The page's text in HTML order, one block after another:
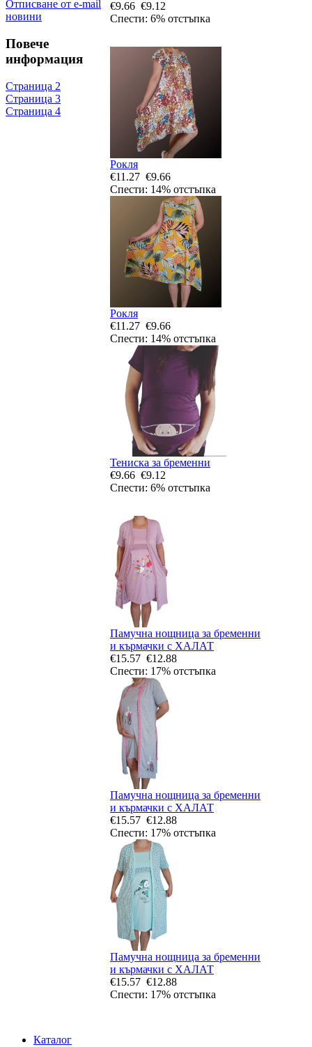
Отписване от e-mail
новини
Повече
информация
Страница 2
Страница 3
Страница 4
€9.66 €9.12
Спести: 6% отстъпка
Рокля
€11.27 €9.66
Спести: 14% отстъпка
Рокля
€11.27 €9.66
Спести: 14% отстъпка
Тениска за бременни
€9.66 €9.12
Спести: 6% отстъпка
Памучна нощница за бременни
и кърмачки с ХАЛАТ
€15.57 €12.88
Спести: 17% отстъпка
Памучна нощница за бременни
и кърмачки с ХАЛАТ
€15.57 €12.88
Спести: 17% отстъпка
Памучна нощница за бременни
и кърмачки с ХАЛАТ
€15.57 €12.88
Спести: 17% отстъпка
Каталог